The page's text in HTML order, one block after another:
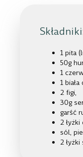
1 pita
50g
1
1 biała
2 figi,
30g
garść
2
sól,
2